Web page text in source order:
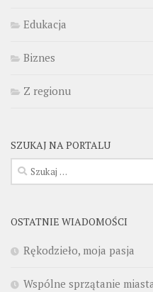
Edukacja
Biznes
Z regionu
SZUKAJ NA PORTALU
Szukaj:
OSTATNIE WIADOMOŚCI
Rękodzieło, moja pasja
Wspólne sprzątanie